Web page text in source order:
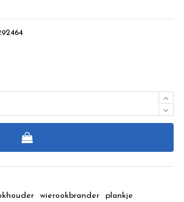
wierookbrander
plankje